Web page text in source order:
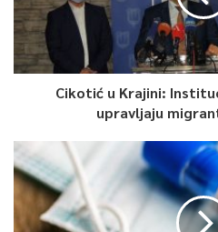
Cikotić u Krajini:
upravljaju